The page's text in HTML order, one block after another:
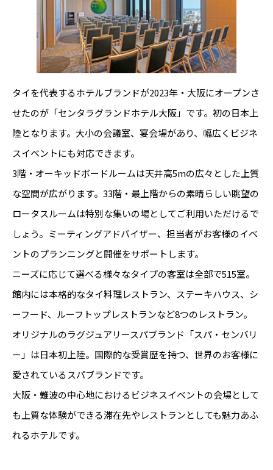
タイを代表するホテルブランドが2023年・大阪にオープンさ
せたのが「センタラグランドホテル大阪」です。初の日本上
陸となります。大小の会議室、宴会場があり、幅広くビジネ
スイベントにも対応できます。
3階・オーキッドボードルームは天井高5mの広々とした上質
な空間が広がります。33階・最上階からの素晴らしい眺望の
ロータスルームは特別な集いの場としてご利用いただけるで
しょう。ミーティングアドバイザー、担当者がお客様のイベ
ントのプランニングと開催をサポートします。
ニーズに応じて選べる様々なタイプの客室は全部で515室。
館内には本格的なタイ料理レストラン、ステーキハウス、シ
ーフード、ルーフトップレストランなど8つのレストラン。
オリジナルのラグジュアリースパブランド「スパ・センバリ
ー」は日本初上陸。国際的な受賞歴を持つ、世界のお客様に
愛されているスパブランドです。
大阪・難波の中心地におけるビジネスイベントの会場として
も上質な体験ができる滞在先やレストランとしても魅力あふ
れるホテルです。